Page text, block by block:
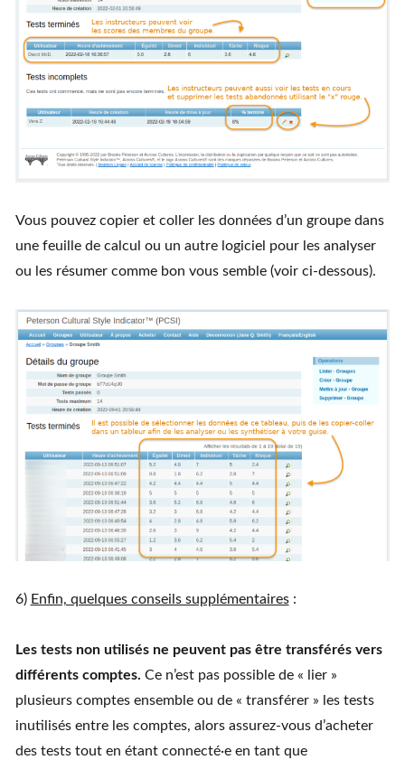
Vous pouvez copier et coller les données d’un groupe dans
une feuille de calcul ou un autre logiciel pour les analyser
ou les résumer comme bon vous semble (voir ci-dessous).
6) Enfin, quelques conseils supplémentaires:
Les tests non utilisés ne peuvent pas être transférés vers
différents comptes. Ce n’est pas possible de « lier »
plusieurs comptes ensemble ou de « transférer » les tests
inutilisés entre les comptes, alors assurez-vous d’acheter
des tests tout en étant connecté·e en tant que